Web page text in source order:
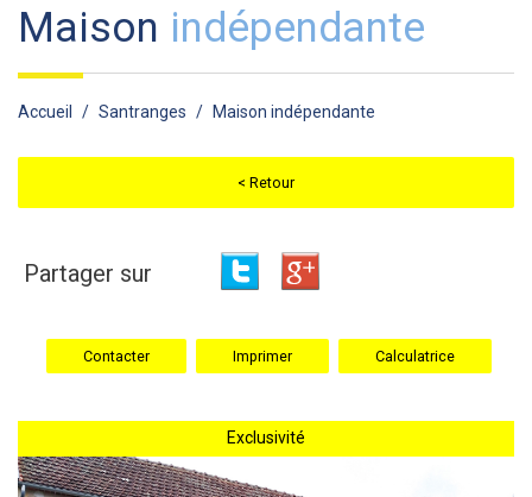
maison indépendante
Accueil Santranges Maison indépendante
< Retour
Partager sur
Contacter Imprimer Calculatrice
Exclusivité